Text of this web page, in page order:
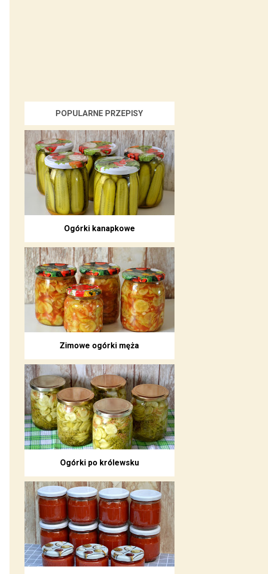
POPULARNE PRZEPISY
Ogórki kanapkowe
Zimowe ogórki męża
Ogórki po królewsku